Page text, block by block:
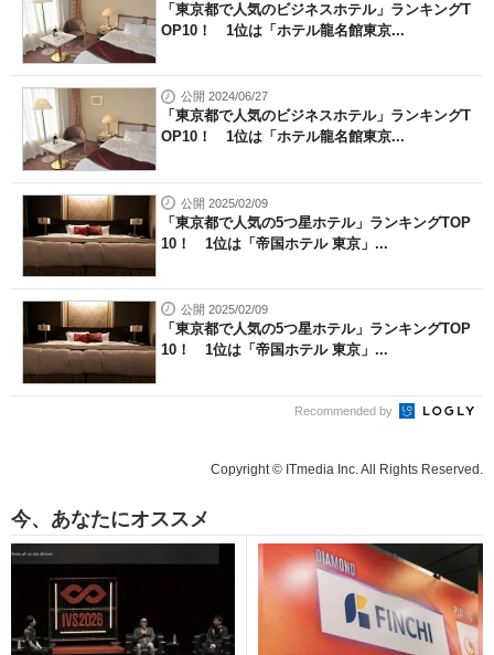
「東京都で人気のビジネスホテル」ランキングT
OP10！ 1位は「ホテル龍名館東京...
公開 2024/06/27
「東京都で人気のビジネスホテル」ランキングT
OP10！ 1位は「ホテル龍名館東京...
公開 2025/02/09
「東京都で人気の5つ星ホテル」ランキングTOP
10！ 1位は「帝国ホテル 東京」...
公開 2025/02/09
「東京都で人気の5つ星ホテル」ランキングTOP
10！ 1位は「帝国ホテル 東京」...
Recommended by
Copyright © ITmedia Inc. All Rights Reserved.
今、あなたにオススメ